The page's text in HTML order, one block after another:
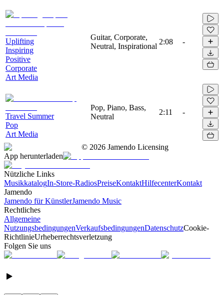
Uplifting
Inspiring
Positive
Corporate
Art Media
Guitar, Corporate,
Neutral, Inspirational
2:08 -
Travel Summer
Pop
Art Media
Pop, Piano, Bass,
Neutral
2:11 -
© 2026 Jamendo Licensing
App herunterladen
Nützliche Links
MusikkatalogIn-Store-RadiosPreiseKontaktHilfecenterKontakt
Jamendo
Jamendo für KünstlerJamendo Music
Rechtliches
Allgemeine
NutzungsbedingungenVerkaufsbedingungenDatenschutzCookie-
RichtlinieUrheberrechtsverletzung
Folgen Sie uns